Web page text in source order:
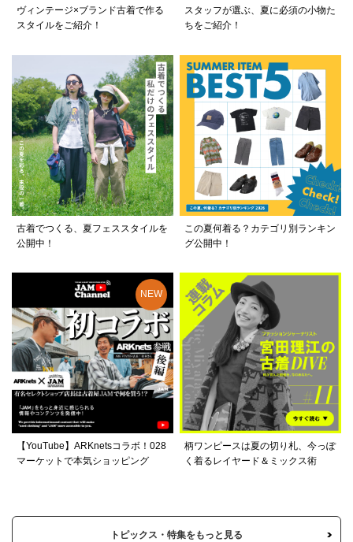
ヴィンテージ×ブランド古着で作る
スタイルをご紹介！
スタッフが選ぶ、夏に必須の小物た
ちをご紹介！
古着でつくる、夏フェススタイルを
公開中！
この夏何着る？カテゴリ別ランキン
グ公開中！
【YouTube】ARKnetsコラボ！028
マーケットで本気ショッピング
柄ワンピースは夏の切り札、今っぽ
く着るレイヤード＆ミックス術
トピックス・特集をもっと見る